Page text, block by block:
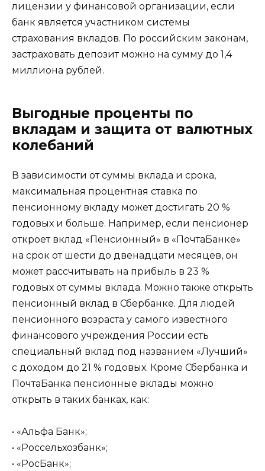
лицензии у финансовой организации, если
банк является участником системы
страхования вкладов. По российским законам,
застраховать депозит можно на сумму до 1,4
миллиона рублей.
Выгодные проценты по
вкладам и защита от валютных
колебаний
В зависимости от суммы вклада и срока,
максимальная процентная ставка по
пенсионному вкладу может достигать 20 %
годовых и больше. Например, если пенсионер
откроет вклад «Пенсионный» в «ПочтаБанке»
на срок от шести до двенадцати месяцев, он
может рассчитывать на прибыль в 23 %
годовых от суммы вклада. Можно также открыть
пенсионный вклад в Сбербанке. Для людей
пенсионного возраста у самого известного
финансового учреждения России есть
специальный вклад под названием «Лучший»
с доходом до 21 % годовых. Кроме Сбербанка и
ПочтаБанка пенсионные вклады можно
открыть в таких банках, как:
• «Альфа Банк»;
• «Россельхозбанк»;
• «РосБанк»;